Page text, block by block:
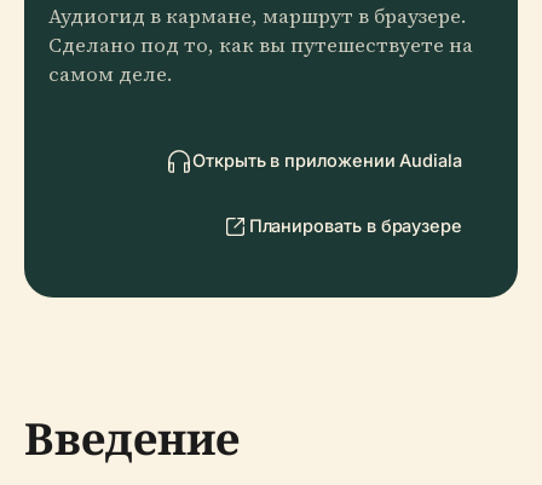
Аудиогид в кармане, маршрут в браузере.
Сделано под то, как вы путешествуете на
самом деле.
Открыть в приложении Audiala
Планировать в браузере
Введение